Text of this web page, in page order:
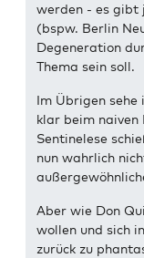
werden - es gibt
(bspw. Berlin
Degeneration
Thema sein soll.
Im Übrigen
klar beim naiven
Sentinelese
nun wahrlich
Aber wie Don
wollen und sich
zurück zu